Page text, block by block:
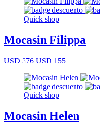
Quick shop
Mocasin Filippa
USD 376 USD 155
Quick shop
Mocasin Helen